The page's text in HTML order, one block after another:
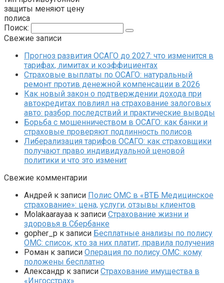
защиты меняют цену
полиса
Поиск:
Свежие записи
Прогноз развития ОСАГО до 2027: что изменится в
тарифах, лимитах и коэффициентах
Страховые выплаты по ОСАГО: натуральный
ремонт против денежной компенсации в 2026
Как новый закон о подтверждении дохода при
автокредитах повлиял на страхование залоговых
авто: разбор последствий и практические выводы
Борьба с мошенничеством в ОСАГО: как банки и
страховые проверяют подлинность полисов
Либерализация тарифов ОСАГО: как страховщики
получают право индивидуальной ценовой
политики и что это изменит
Свежие комментарии
Андрей к записи Полис ОМС в «ВТБ Медицинское
страхование»: цена, услуги, отзывы клиентов
Molakaarayaa к записи Страхование жизни и
здоровья в Сбербанке
gopher_p к записи Бесплатные анализы по полису
ОМС: список, кто за них платит, правила получения
Роман к записи Операция по полису ОМС: кому
положены бесплатно
Александр к записи Страхование имущества в
«Ингосстрах»